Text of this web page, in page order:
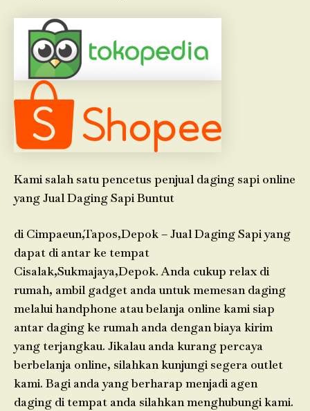
Kami salah satu pencetus penjual daging sapi online
yang Jual Daging Sapi Buntut
di Cimpaeun,Tapos,Depok – Jual Daging Sapi yang
dapat di antar ke tempat
Cisalak,Sukmajaya,Depok. Anda cukup relax di
rumah, ambil gadget anda untuk memesan daging
melalui handphone atau belanja online kami siap
antar daging ke rumah anda dengan biaya kirim
yang terjangkau. Jikalau anda kurang percaya
berbelanja online, silahkan kunjungi segera outlet
kami. Bagi anda yang berharap menjadi agen
daging di tempat anda silahkan menghubungi kami.